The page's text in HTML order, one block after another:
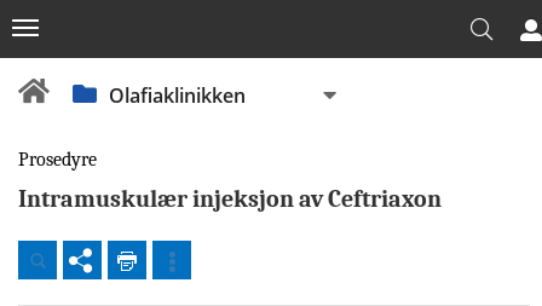
Olafiaklinikken
Prosedyre
Intramuskulær injeksjon av Ceftriaxon